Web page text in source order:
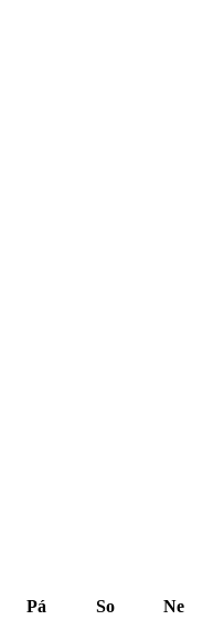
Pá So
Ne